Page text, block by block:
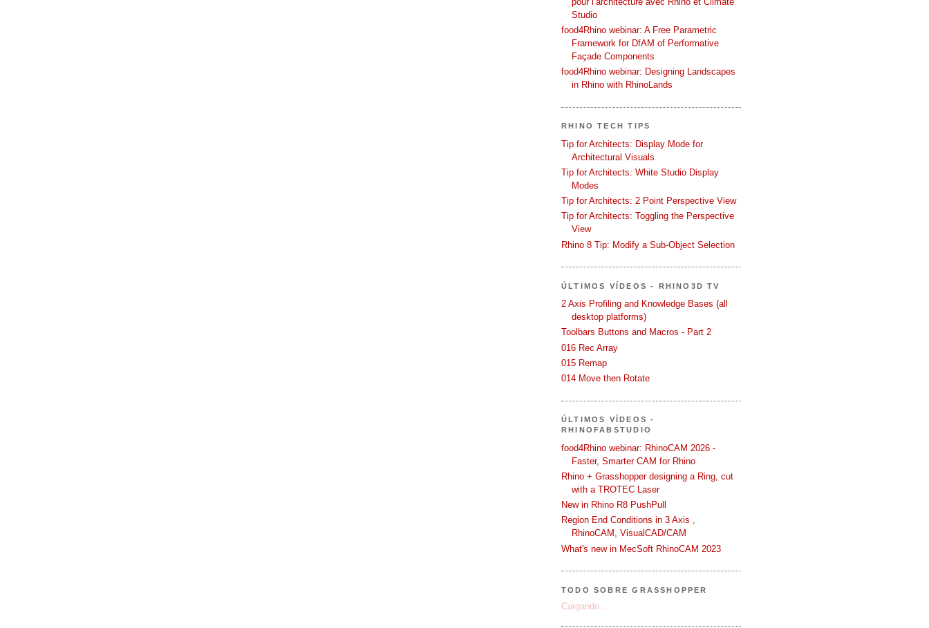
Studio
food4Rhino webinar: A Free Parametric
Framework for DfAM of Performative
Façade Components
food4Rhino webinar: Designing Landscapes
in Rhino with RhinoLands
RHINO TECH TIPS
Tip for Architects: Display Mode for
Architectural Visuals
Tip for Architects: White Studio Display
Modes
Tip for Architects: 2 Point Perspective View
Tip for Architects: Toggling the Perspective
View
Rhino 8 Tip: Modify a Sub-Object Selection
ÚLTIMOS VÍDEOS - RHINO3D TV
2 Axis Profiling and Knowledge Bases (all
desktop platforms)
Toolbars Buttons and Macros - Part 2
016 Rec Array
015 Remap
014 Move then Rotate
ÚLTIMOS VÍDEOS -
RHINOFABSTUDIO
food4Rhino webinar: RhinoCAM 2026 -
Faster, Smarter CAM for Rhino
Rhino + Grasshopper designing a Ring, cut
with a TROTEC Laser
New in Rhino R8 PushPull
Region End Conditions in 3 Axis ,
RhinoCAM, VisualCAD/CAM
What's new in MecSoft RhinoCAM 2023
TODO SOBRE GRASSHOPPER
Cargando...